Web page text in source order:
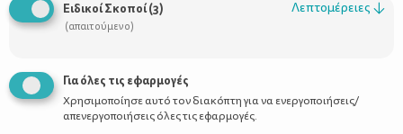
Προϊόντα
Επικοινωνία
Ειδικοί Σκοποί(3)
(απαιτούμενο)
Λεπτομέρειες ↓
Για όλες τις εφαρμογές
Χρησιμοποίησε αυτό τον διακόπτη για να ενεργοποιήσεις/
απενεργοποιήσεις όλες τις εφαρμογές.